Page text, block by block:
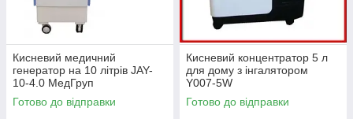
Кисневий медичний
генератор на 10 літрів JAY-
10-4.0 МедГруп
Готово до відправки
Кисневий концентратор 5 л
для дому з інгалятором
Y007-5W
Готово до відправки